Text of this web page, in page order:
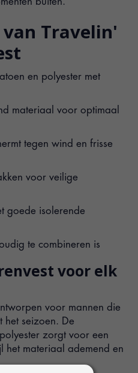
van Travelin'
en polyester met
materiaal voor optimaal
tegen wind en frisse
voor veilige
goede isolerende
te combineren is
voor elk
voor mannen die
het seizoen. De
zorgt voor een
materiaal ademend en